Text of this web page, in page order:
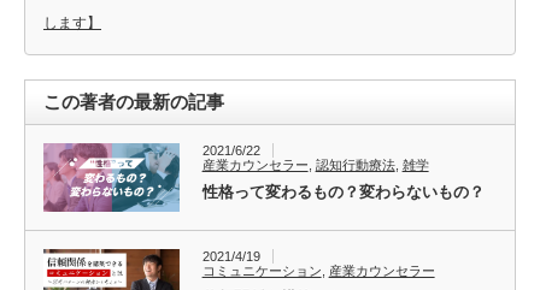
します】
この著者の最新の記事
2021/6/22
産業カウンセラー 認知行動療法, 雑学
性格って変わるもの？変わらないもの？
2021/4/19
コミュニケーション
産業カウンセラー